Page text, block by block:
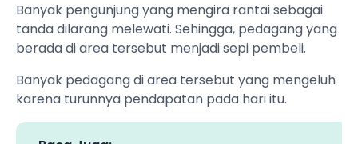
Banyak pengunjung yang mengira rantai sebagai
tanda dilarang melewati. Sehingga, pedagang yang
berada di area tersebut menjadi sepi pembeli.
Banyak pedagang di area tersebut yang mengeluh
karena turunnya pendapatan pada hari itu.